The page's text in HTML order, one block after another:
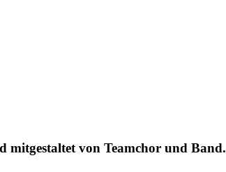
mitgestaltet von Teamchor und Band.